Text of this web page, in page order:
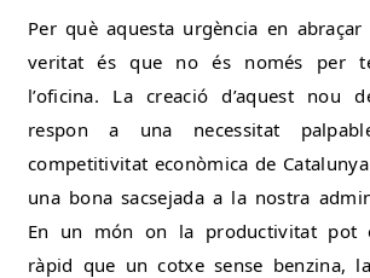
Per què aquesta urgència en
veritat és que no és només per
l’oficina. La creació d’aquest nou
respon a una necessitat
competitivitat econòmica de
una bona sacsejada a la nostra
En un món on la productivitat pot
ràpid que un cotxe sense benzina,